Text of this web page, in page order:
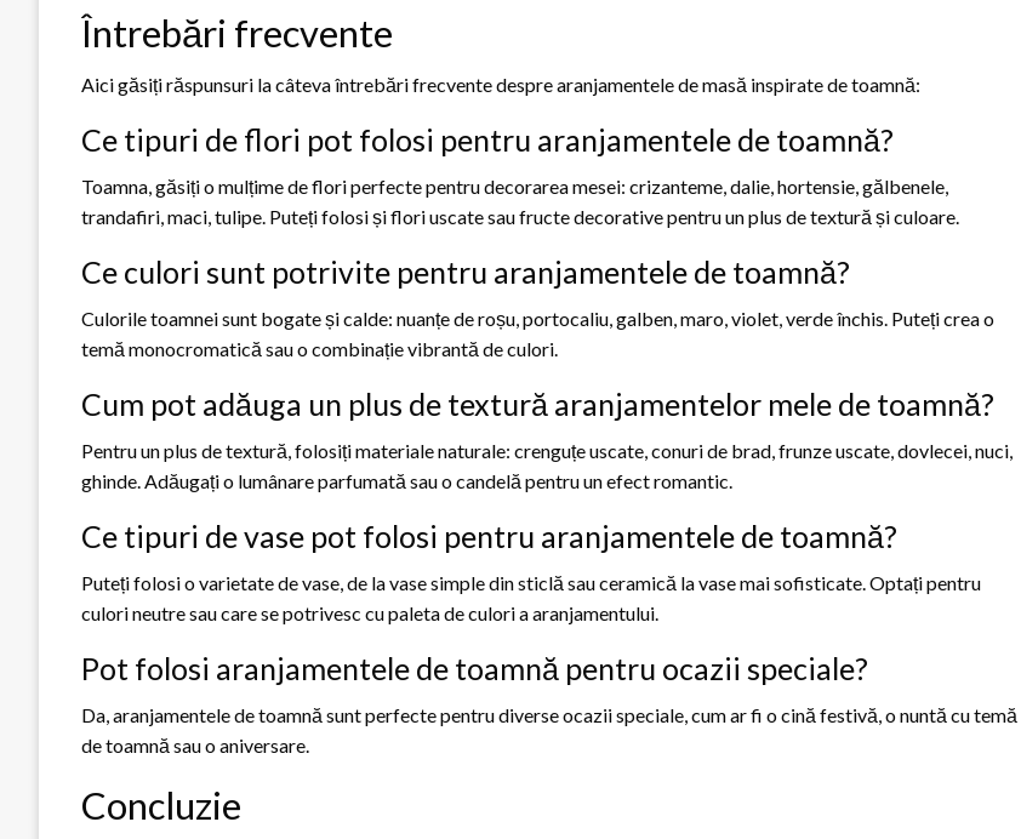
Întrebări frecvente
Aici găsiți răspunsuri la câteva întrebări frecvente despre aranjamentele de masă inspirate de toamnă:
Ce tipuri de flori pot folosi pentru aranjamentele de toamnă?
Toamna, găsiți o mulțime de flori perfecte pentru decorarea mesei: crizanteme, dalie, hortensie, gălbenele,
trandafiri, maci, tulipe. Puteți folosi și flori uscate sau fructe decorative pentru un plus de textură și culoare.
Ce culori sunt potrivite pentru aranjamentele de toamnă?
Culorile toamnei sunt bogate și calde: nuanțe de roșu, portocaliu, galben, maro, violet, verde închis. Puteți crea o
temă monocromatică sau o combinație vibrantă de culori.
Cum pot adăuga un plus de textură aranjamentelor mele de toamnă?
Pentru un plus de textură, folosiți materiale naturale: crenguțe uscate, conuri de brad, frunze uscate, dovlecei, nuci,
ghinde. Adăugați o lumânare parfumată sau o candelă pentru un efect romantic.
Ce tipuri de vase pot folosi pentru aranjamentele de toamnă?
Puteți folosi o varietate de vase, de la vase simple din sticlă sau ceramică la vase mai sofisticate. Optați pentru
culori neutre sau care se potrivesc cu paleta de culori a aranjamentului.
Pot folosi aranjamentele de toamnă pentru ocazii speciale?
Da, aranjamentele de toamnă sunt perfecte pentru diverse ocazii speciale, cum ar fi o cină festivă, o nuntă cu temă
de toamnă sau o aniversare.
Concluzie